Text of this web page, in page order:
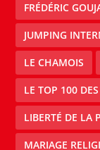
FRÉDÉRIC
JUMPING
LE CHAMOIS
LE TOP 100
LIBERTÉ DE LA
MARIAGE